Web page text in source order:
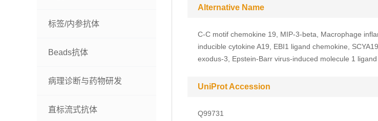
标签/内参抗体
Beads抗体
病理诊断与药物研发
直标流式抗体
Alternative Name
C-C motif chemokine 19, MIP-3-beta, Macrophage
inducible cytokine A19, EBI1 ligand chemokine,
exodus-3, Epstein-Barr virus-induced molecule 1
UniProt Accession
Q99731